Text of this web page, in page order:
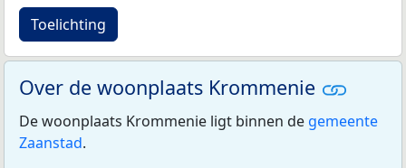
Toelichting
Over de woonplaats Krommenie
De woonplaats Krommenie ligt binnen de gemeente
Zaanstad.